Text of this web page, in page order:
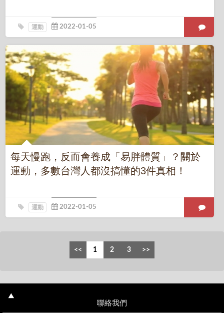
運動
每天慢跑，反而會養成「易胖體質」？關於
運動，多數台灣人都沒搞懂的3件真相！
運動
聯絡我們